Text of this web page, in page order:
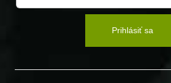
Prihlásiť sa